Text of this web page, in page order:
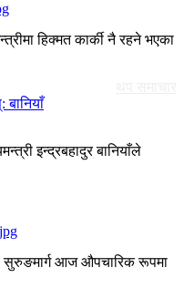
हिक्मत कार्की नै रहने भएका
इन्द्रबहादुर बानियाँले
सुरुङमार्ग आज औपचारिक रूपमा